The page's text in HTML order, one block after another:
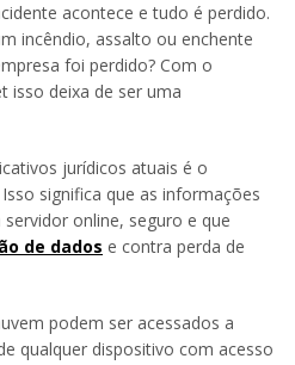
acontece e tudo é perdido.
incêndio, assalto ou enchente
foi perdido? Com o
isso deixa de ser uma
jurídicos atuais é o
significa que as informações
online, seguro e que
de dados e contra perda de
podem ser acessados a
qualquer dispositivo com acesso